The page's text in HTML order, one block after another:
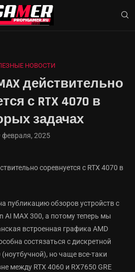
НОВОСТИ
действительно
с RTX 4070 в
задачах
февраля, 2025
публикацию обзоров устройств с
AI MAX 300, а потому теперь мы
встроенная графика AMD
состязаться с дискретной
(ноутбучной), но чаще все-таки
между RTX 4060 и RX7650 GRE